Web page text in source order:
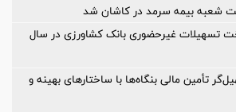
شعبه بیمه سرمد در کاشان شد
پرداخت تسهیلات غیرحضوری بانک کشاورزی در سال
تأمین مالی بنگاه‌ها با ساختارهای بهینه و